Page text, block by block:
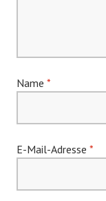
Name *
E-Mail-Adresse *